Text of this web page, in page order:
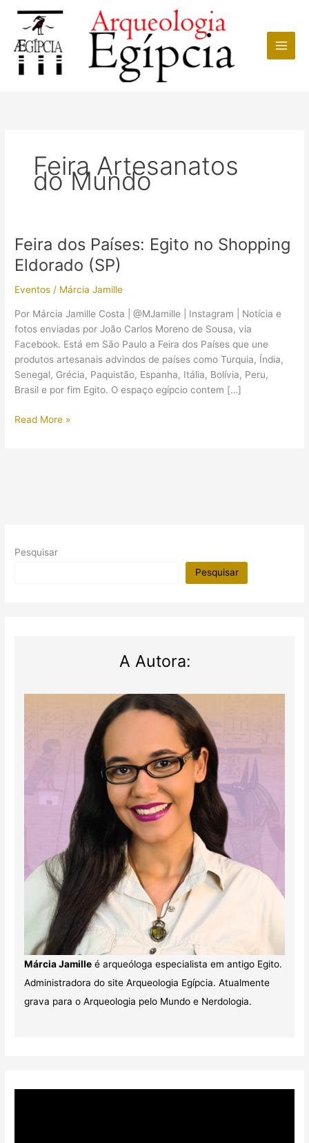
conteúdo
Feira Artesanatos
do Mundo
Feira dos Países: Egito no Shopping
Eldorado (SP)
Eventos / Márcia Jamille
Por Márcia Jamille Costa | @MJamille | Instagram | Notícia e
fotos enviadas por João Carlos Moreno de Sousa, via
Facebook. Está em São Paulo a Feira dos Países que une
produtos artesanais advindos de países como Turquia, Índia,
Senegal, Grécia, Paquistão, Espanha, Itália, Bolívia, Peru,
Brasil e por fim Egito. O espaço egípcio contem […]
Feira
Read More »
Pesquisar
Pesquisar
A Autora:
Márcia Jamilleé arqueóloga especialista em antigo Egito.
Administradora do site Arqueologia Egípcia. Atualmente
grava para o Arqueologia pelo Mundo e Nerdologia.